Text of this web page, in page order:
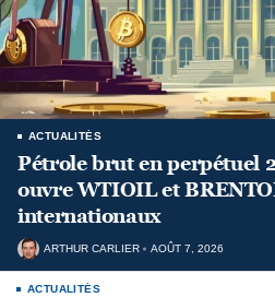
ACTUALITÉS
Pétrole brut en perpétuel
ouvre WTIOIL et
internationaux
ARTHUR CARLIER AOÛT 7, 2026
ACTUALITÉS